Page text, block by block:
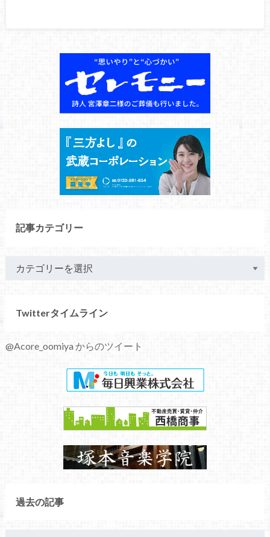
記事カテゴリー
Twitterタイムライン
@Acore_oomiya からのツイート
過去の記事